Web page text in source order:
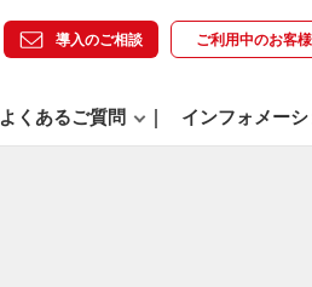
導入のご相談 ご利用中のお客様
よくあるご質問 インフォメー